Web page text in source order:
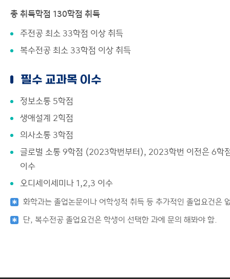
커뮤니티
총 취득학점 130학점 취득
주전공 최소 33학점 이상 취득
복수전공 최소 33학점 이상 취득
필수 교과목 이수
정보소통 5학점
생애설계 2힉점
의사소통 3학점
글로벌 소통 9학점 (2023학번부터), 2023학번 이전은 6학
이수
오디세이세미나 1,2,3 이수
화학과는 졸업논문이나 어학성적 취득 등 추가적인 졸업요건은
단, 복수전공 졸업요건은 학생이 선택한 과에 문의 해봐야 함.